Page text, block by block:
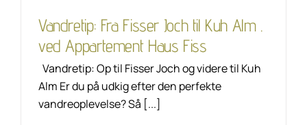
Vandretip: Fra Fisser Joch til Kuh Alm .
ved Appartement Haus Fiss
Vandretip: Op til Fisser Joch og videre til Kuh
Alm Er du på udkig efter den perfekte
vandreoplevelse? Så [...]